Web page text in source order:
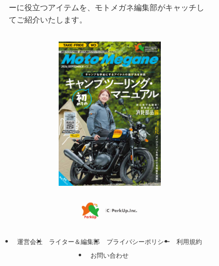
ーに役立つアイテムを、モトメガネ編集部がキャッチし
てご紹介いたします。
運営会社 ライター＆編集部 プライバシーポリシー
利用規約
お問い合わせ